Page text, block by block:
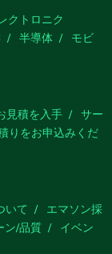
クトロニク
半導体
モビ
見積を入手
サー
りをお申込みくだ
いて
エマソン採
ン/品質
イベン